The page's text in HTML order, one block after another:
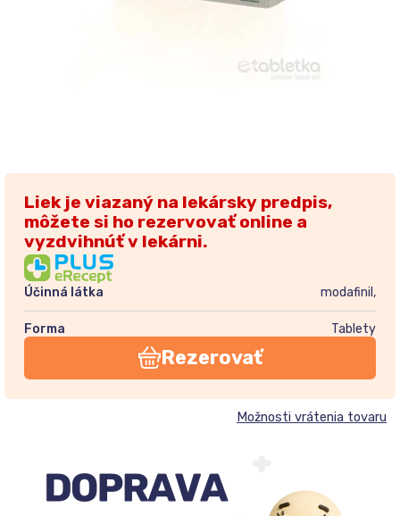
Liek je viazaný na lekársky predpis,
môžete si ho rezervovať online a
vyzdvihnúť v lekárni.
Účinná látka modafinil,
Forma Tablety
Rezerovať
Možnosti vrátenia tovaru